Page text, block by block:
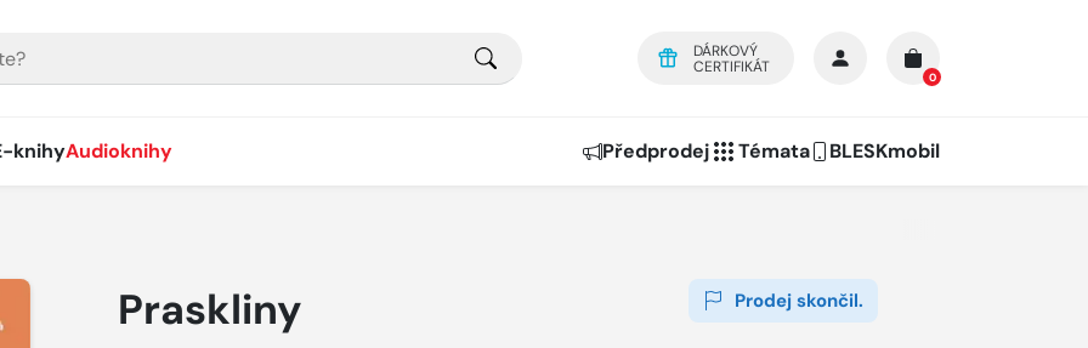
DÁRKOVÝ
CERTIFIKÁT
0
knihyAudioknihy Předprodej Témata BLESKmobil
Praskliny Prodej skončil.